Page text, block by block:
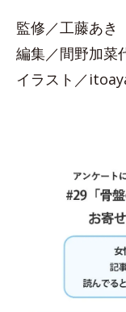
監修／工藤あき
編集／間野加菜
イラスト／